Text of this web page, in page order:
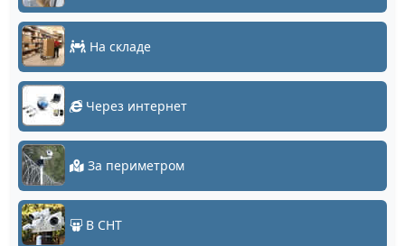
На складе
Через интернет
За периметром
В СНТ